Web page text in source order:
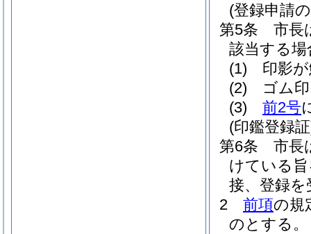
(登録申請
第5条
市長
該当する
(1)
印影
(2)
ゴム
(3)
前2号
(印鑑登録
第6条
市長
けている
接、登録
2
前項の規
のとする。